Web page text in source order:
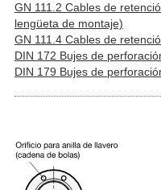
GN 111.2 Cables de
lengüeta de montaje)
GN 111.4 Cables de
DIN 172 Bujes de
DIN 179 Bujes de